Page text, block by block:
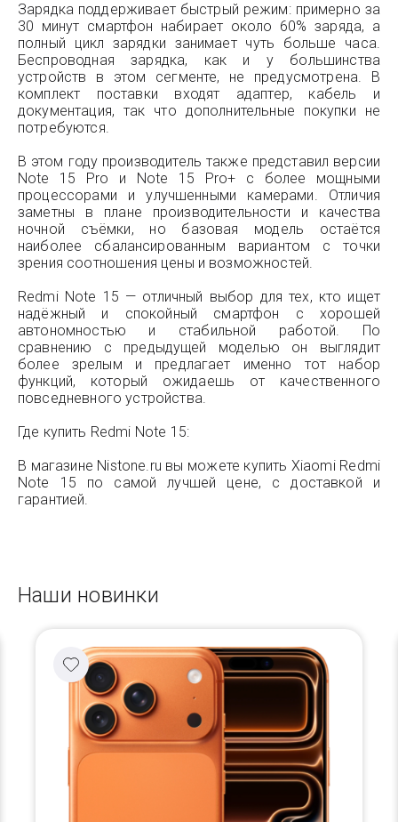
Зарядка поддерживает быстрый режим: примерно за
30 минут смартфон набирает около 60% заряда, а
полный цикл зарядки занимает чуть больше часа.
Беспроводная зарядка, как и у большинства
устройств в этом сегменте, не предусмотрена. В
комплект поставки входят адаптер, кабель и
документация, так что дополнительные покупки не
потребуются.
В этом году производитель также представил версии
Note 15 Pro и Note 15 Pro+ с более мощными
процессорами и улучшенными камерами. Отличия
заметны в плане производительности и качества
ночной съёмки, но базовая модель остаётся
наиболее сбалансированным вариантом с точки
зрения соотношения цены и возможностей.
Redmi Note 15 — отличный выбор для тех, кто ищет
надёжный и спокойный смартфон с хорошей
автономностью и стабильной работой. По
сравнению с предыдущей моделью он выглядит
более зрелым и предлагает именно тот набор
функций, который ожидаешь от качественного
повседневного устройства.
Где купить Redmi Note 15:
В магазине Nistone.ru вы можете купить Xiaomi Redmi
Note 15 по самой лучшей цене, с доставкой и
гарантией.
Наши новинки